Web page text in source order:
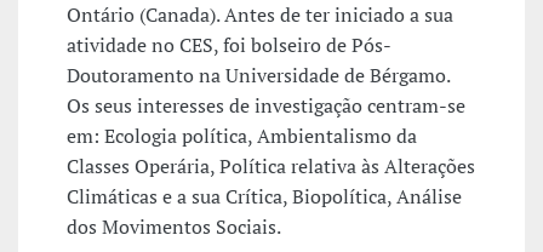
Ontário (Canada). Antes de ter iniciado a sua
atividade no CES, foi bolseiro de Pós-
Doutoramento na Universidade de Bérgamo.
Os seus interesses de investigação centram-se
em: Ecologia política, Ambientalismo da
Classes Operária, Política relativa às Alterações
Climáticas e a sua Crítica, Biopolítica, Análise
dos Movimentos Sociais.